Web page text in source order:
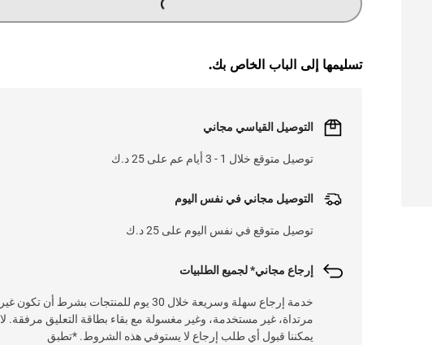
تسليمها إلى الباب الخاص بك.
التوصيل القياسي مجاني
توصيل متوقع خلال 1 - 3 أيام عم على 25 د.ك
التوصيل مجاني في نفس اليوم
توصيل متوقع في نفس اليوم على 25 د.ك
إرجاع مجاني* لجميع الطلبيات
خدمة إرجاع سهلة وسريعة خلال 30 يوم للمنتجات بشرط أن تكون غير
مرتداة، غير مستخدمة، وغير مغسولة مع بقاء بطاقة التعليق مرفقة. لا
يمكننا قبول أي طلب إرجاع لا يستوفي هذه الشروط. *تطبق